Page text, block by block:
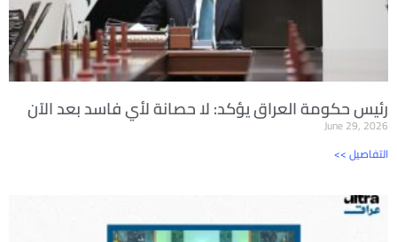
رئيس حكومة العراق يؤكد: لا حصانة لأي فاسد بعد الآن
June 29, 2026
<< التفاصيل